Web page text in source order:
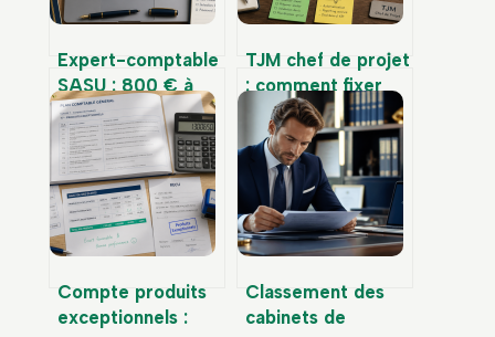
Expert-comptable
SASU : 800 € à
1500 € par an pour
sécuriser votre
gestion et
optimiser vos
impôts
TJM chef de projet
: comment fixer
votre tarif entre
400 € et 1200 €
pour maximiser
vos revenus
Compte produits
exceptionnels :
Classement des
cabinets de